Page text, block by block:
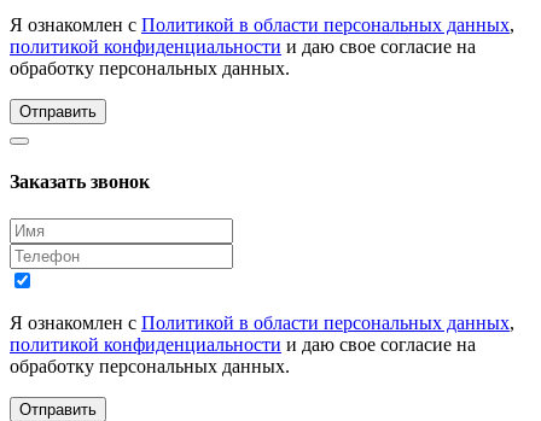
Я ознакомлен с Политикой в области персональных данных,
политикой конфиденциальности и даю свое согласие на
обработку персональных данных.
Отправить
Заказать звонок
Я ознакомлен с Политикой в области персональных данных,
политикой конфиденциальности и даю свое согласие на
обработку персональных данных.
Отправить